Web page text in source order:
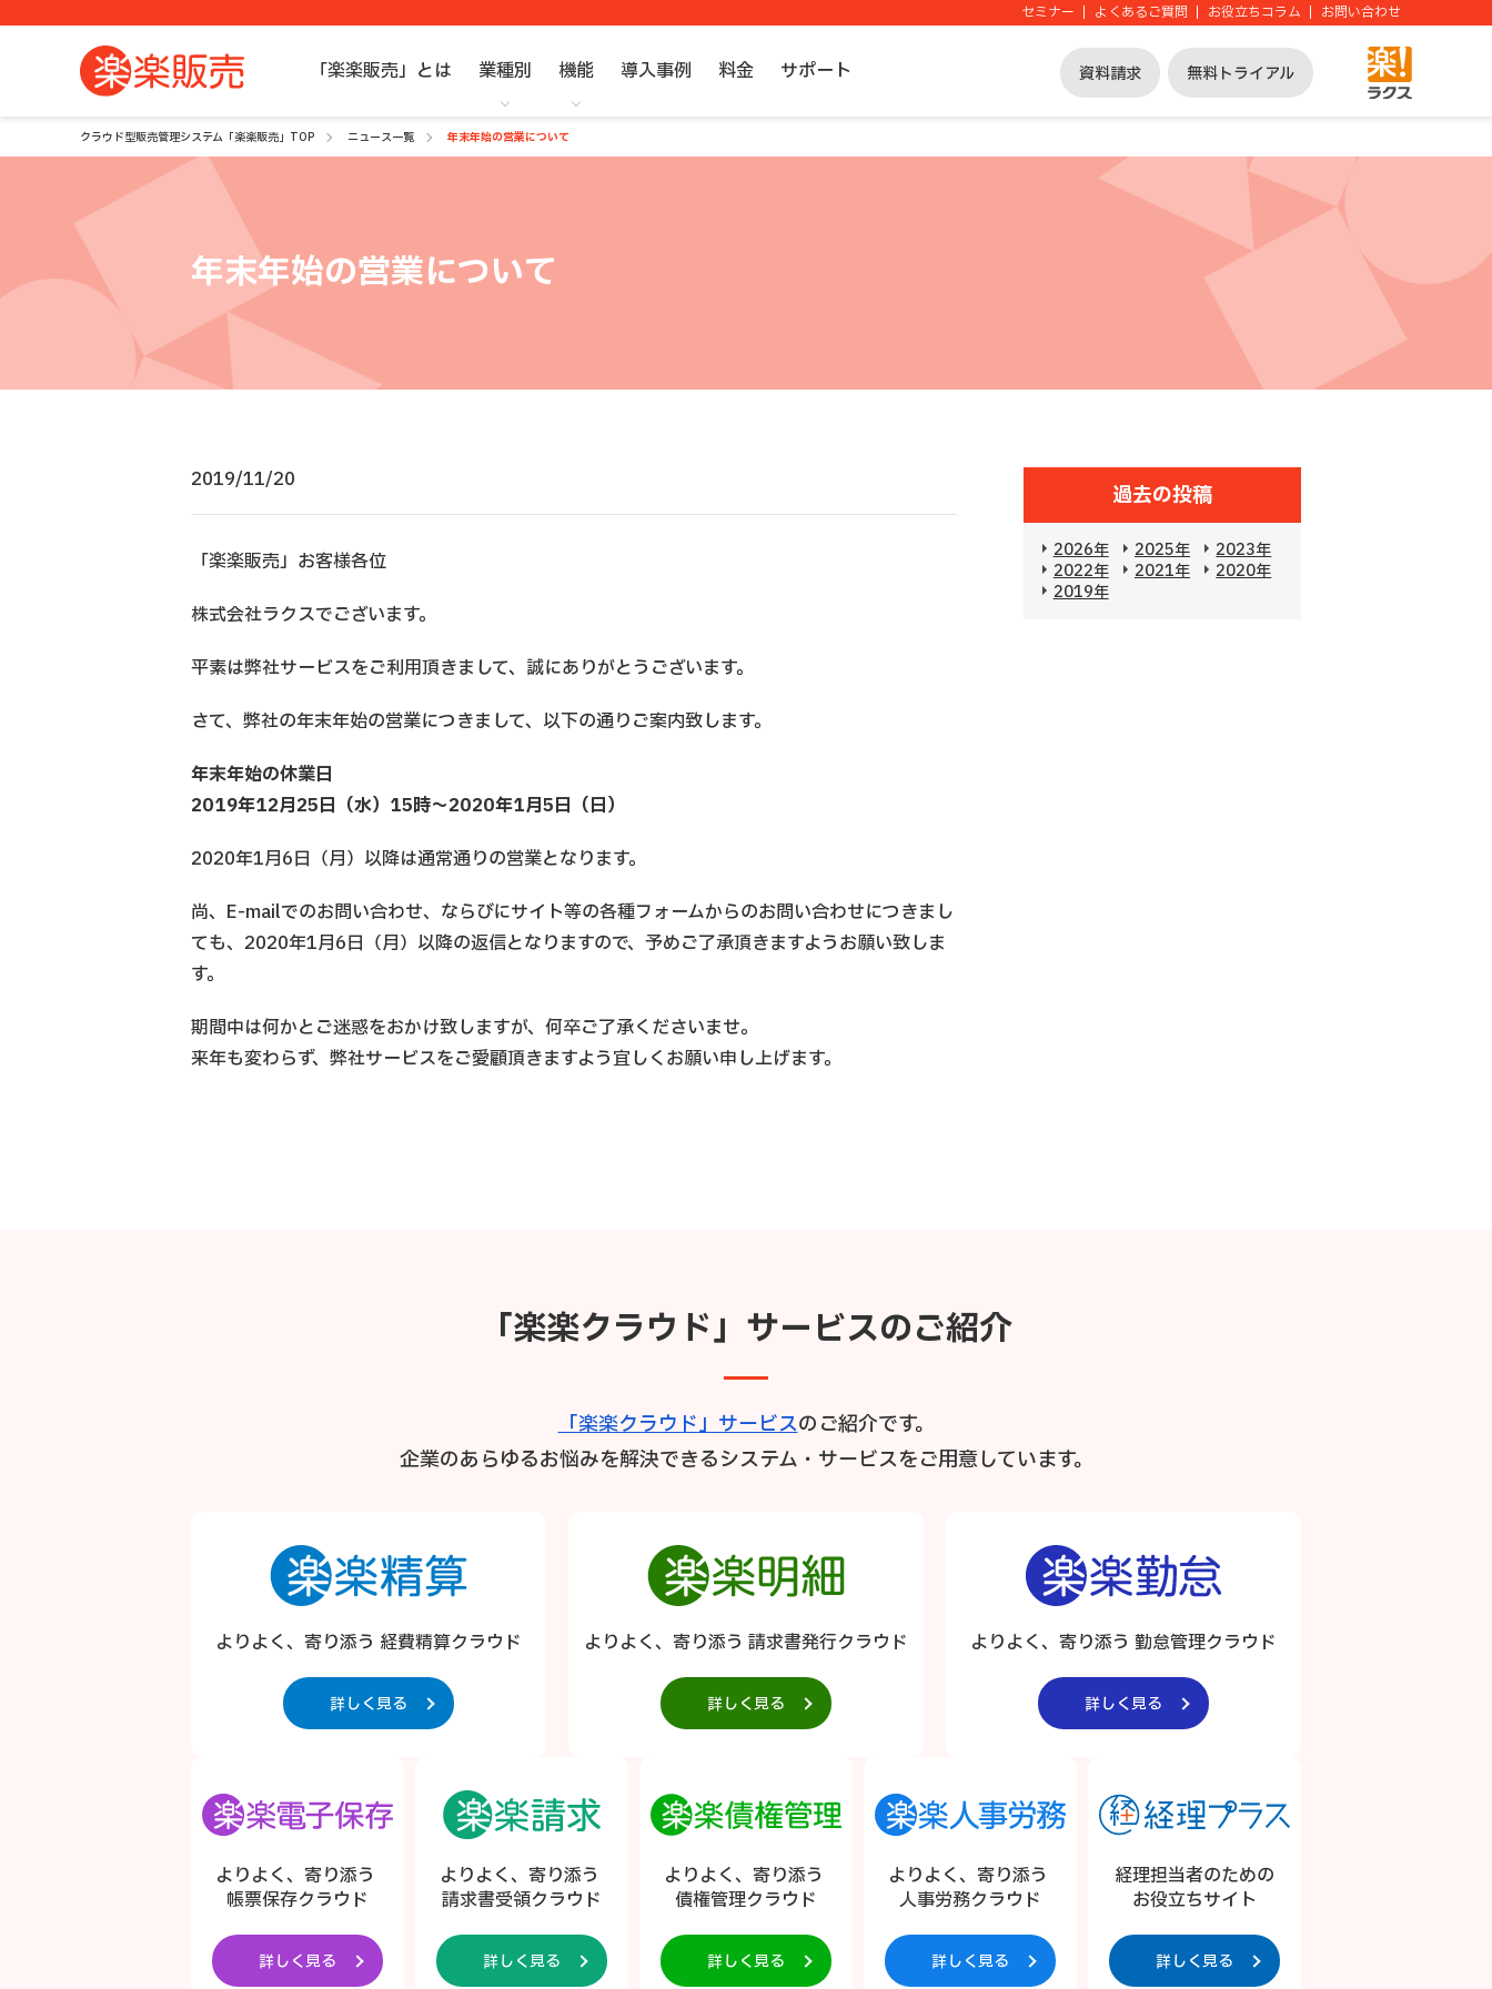
セミナー よくあるご質問 お役立ちコラム お問い合わせ
「楽楽販売」とは 業種別 機能 導入事例 料金 サポート 資料請求 無料トライアル
クラウド型販売管理システム「楽楽販売」TOP ニュース一覧 年末年始の営業について
年末年始の営業について
2019/11/20
「楽楽販売」お客様各位
株式会社ラクスでございます。
平素は弊社サービスをご利用頂きまして、誠にありがとうございます。
さて、弊社の年末年始の営業につきまして、以下の通りご案内致します。
年末年始の休業日
2019年12月25日（水）15時〜2020年1月5日（日）
2020年1月6日（月）以降は通常通りの営業となります。
尚、E-mailでのお問い合わせ、ならびにサイト等の各種フォームからのお問い合わせにつきまし
ても、2020年1月6日（月）以降の返信となりますので、予めご了承頂きますようお願い致しま
す。
期間中は何かとご迷惑をおかけ致しますが、何卒ご了承くださいませ。
来年も変わらず、弊社サービスをご愛顧頂きますよう宜しくお願い申し上げます。
過去の投稿
2026年 2025年
2023年
2022年
2021年
2020年
2019年
「楽楽クラウド」サービスのご紹介
「楽楽クラウド」サービスのご紹介です。
企業のあらゆるお悩みを解決できるシステム・サービスをご用意しています。
よりよく、寄り添う 経費精算クラウド
詳しく見る
よりよく、寄り添う 請求書発行クラウド
詳しく見る
よりよく、寄り添う 勤怠管理クラウド
詳しく見る
よりよく、寄り添う
帳票保存クラウド
詳しく見る
よりよく、寄り添う
請求書受領クラウド
詳しく見る
よりよく、寄り添う
債権管理クラウド
詳しく見る
よりよく、寄り添う
人事労務クラウド
詳しく見る
経理担当者のための
お役立ちサイト
詳しく見る